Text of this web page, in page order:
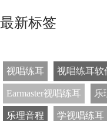
最新标签
视唱练耳 视唱练耳软
Earmaster视唱练耳 乐
乐理音程 学视唱练耳